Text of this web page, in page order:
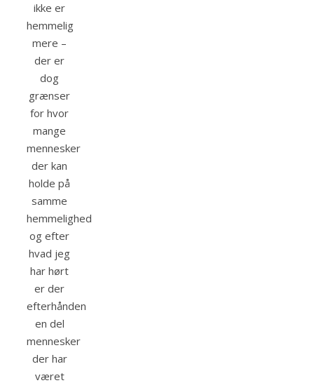
ikke er
hemmelig
mere –
der er
dog
grænser
for hvor
mange
mennesker
der kan
holde på
samme
hemmelighed
og efter
hvad jeg
har hørt
er der
efterhånden
en del
mennesker
der har
været